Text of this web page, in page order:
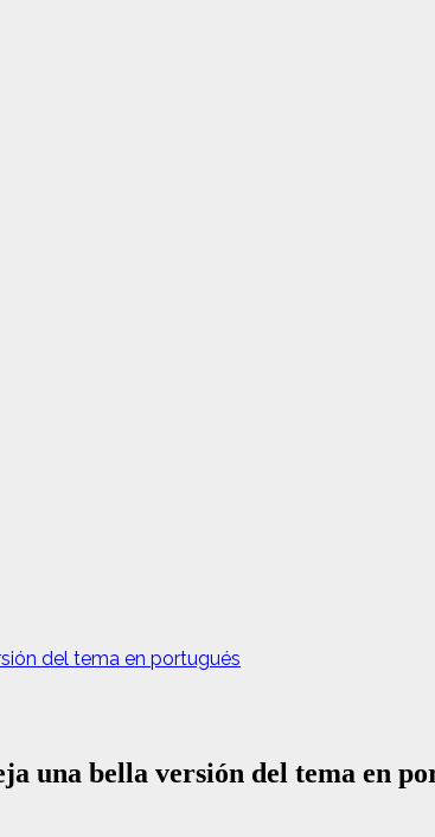
del tema en portugués
una bella versión del tema en